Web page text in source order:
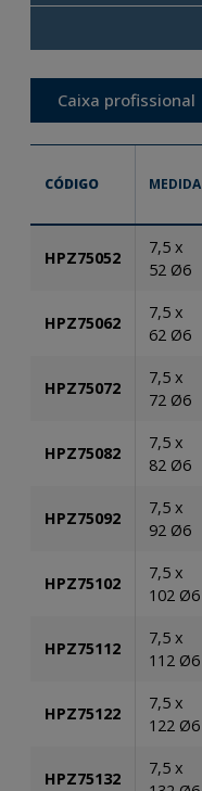
Caixa profissional
CÓDIGO MEDIDA
HPZ75052
7,5 x
52 Ø6
HPZ75062
7,5 x
62 Ø6
HPZ75072
7,5 x
72 Ø6
HPZ75082
7,5 x
82 Ø6
HPZ75092
7,5 x
92 Ø6
HPZ75102
7,5 x
102 Ø6
HPZ75112
7,5 x
112 Ø6
HPZ75122
7,5 x
122 Ø6
HPZ75132
7,5 x